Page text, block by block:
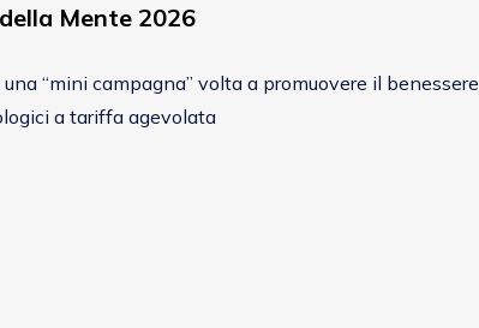
Mente 2026
“mini campagna” volta a promuovere il
a tariffa agevolata